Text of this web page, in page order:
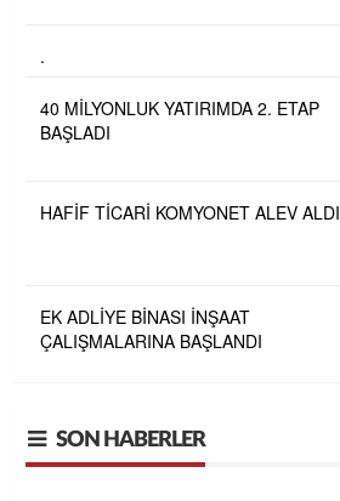
.
40 MİLYONLUK YATIRIMDA 2. ETAP
BAŞLADI
HAFİF TİCARİ KOMYONET ALEV ALDI
EK ADLİYE BİNASI İNŞAAT
ÇALIŞMALARINA BAŞLANDI
SON HABERLER